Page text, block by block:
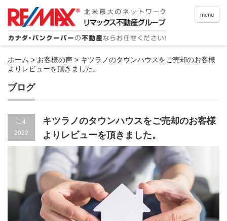
menu
ホーム > お客様の声 > キツラノのタウンハウスをご売却のお客様
よりレビューを頂きました。
ブログ
1.4
2022
キツラノのタウンハウスをご売却のお客様
よりレビューを頂きました。